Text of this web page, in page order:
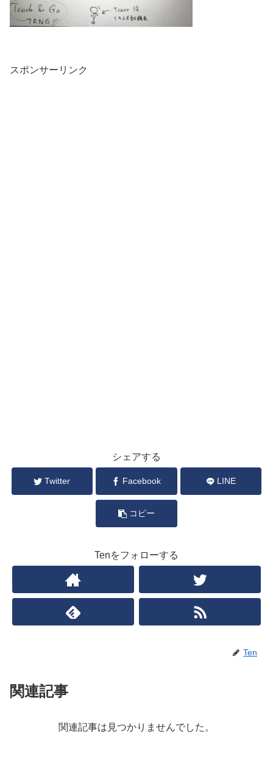
スポンサーリンク
シェアする
Twitter Facebook LINE
コピー
Tenをフォローする
Ten
関連記事
関連記事は見つかりませんでした。